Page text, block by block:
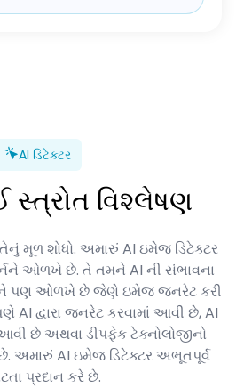
AI ડિટેક્ટર
વિશ્લેષણ
મૂળ શોધો. અમારું AI ઇમેજ ડિટેક્ટર
ઓળખે છે. તે તમને AI ની સંભાવના
પણ ઓળખે છે જેણે ઇમેજ જનરેટ કરી
AI દ્વારા જનરેટ કરવામાં આવી છે, AI
આવી છે અથવા ડીપફેક ટેક્નોલોજીનો
અમારું AI ઇમેજ ડિટેક્ટર અભૂતપૂર્વ
પ્રદાન કરે છે.